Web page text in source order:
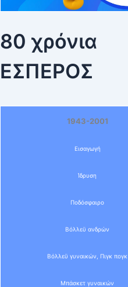
80 χρόνια
ΕΣΠΕΡΟΣ
1943-2001
Εισαγωγή
Ίδρυση
Ποδόσφαιρο
Βόλλεϋ ανδρών
Βόλλεϋ γυναικών, Πιγκ πογκ
Μπάσκετ γυναικών